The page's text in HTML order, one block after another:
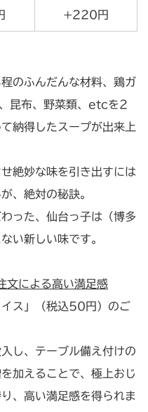
+220円
のふんだんな材料、鶏ガ
昆布、野菜類、etcを2
納得したスープが出来上
絶妙な味を引き出すには
、絶対の秘訣。
った、仙台っ子は（博多
い新しい味です。
文による高い満足感
ス」（税込50円）のご
し、テーブル備え付けの
加えることで、極上おじ
、高い満足感を得られま